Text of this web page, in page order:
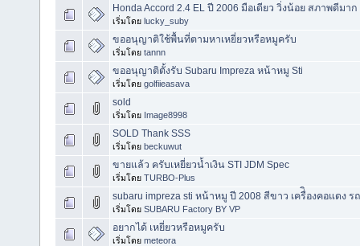
Honda Accord 2.4 EL ปี 2006 มือเดียว วิ่งน้อย สภาพดีมาก
เริ่มโดย lucky_suby
ขออนุญาติใช้พื้นที่ตามหาเหยี่ยวหรือหมูครับ
เริ่มโดย tannn
ขออนุญาติตั้งรับ Subaru Impreza หน้าหมู Sti
เริ่มโดย golfiieasava
sold
เริ่มโดย Image8998
SOLD Thank SSS
เริ่มโดย beckuwut
ขายแล้ว ครับเหยี่ยวน้ำเงิน STI JDM Spec
เริ่มโดย TURBO-Plus
subaru impreza sti หน้าหมู ปี 2008 สีขาว เครื่ิองคอแดง ร
เริ่มโดย SUBARU Factory BY VP
อยากได้ เหยี่ยวหรือหมูครับ
เริ่มโดย meteora